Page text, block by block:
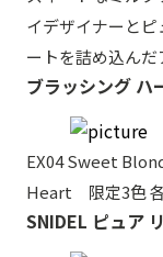
イデザイナーと
ートを詰め込んだ
ブラッシング ハ
EX04 Sweet
Heart 限定3色
SNIDEL ピュア